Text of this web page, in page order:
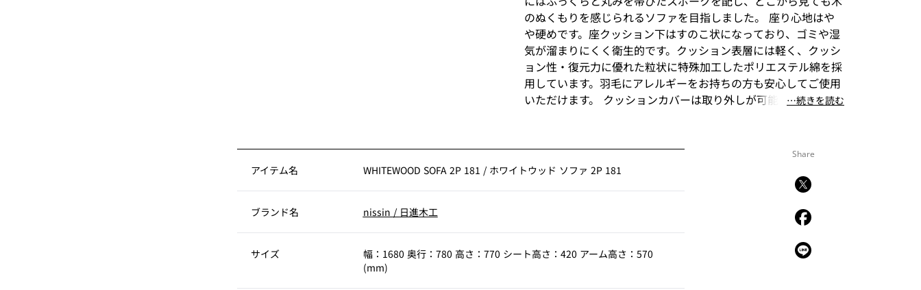
のぬくもりを感じられるソファを目指しました。 座り心地はや
や硬めです。座クッション下はすのこ状になっており、ゴミや湿
気が溜まりにくく衛生的です。クッション表層には軽く、クッシ
ョン性・復元力に優れた粒状に特殊加工したポリエステル綿を採
用しています。羽毛にアレルギーをお持ちの方も安心してご使用
いただけます。 クッションカバーは取り外しが可能で、 汚れた
⋯続きを読む
Share
アイテム名 WHITEWOOD SOFA 2P 181 / ホワイトウッド ソファ 2P 181
ブランド名 nissin / 日進木工
サイズ
幅：1680 奥行：780 高さ：770 シート高さ：420 アーム高さ：570
(mm)